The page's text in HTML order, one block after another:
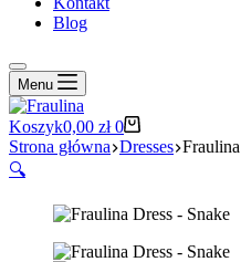
Blog
Menu
Koszyk0,00 zł 0
Strona główna Dresses
🔍